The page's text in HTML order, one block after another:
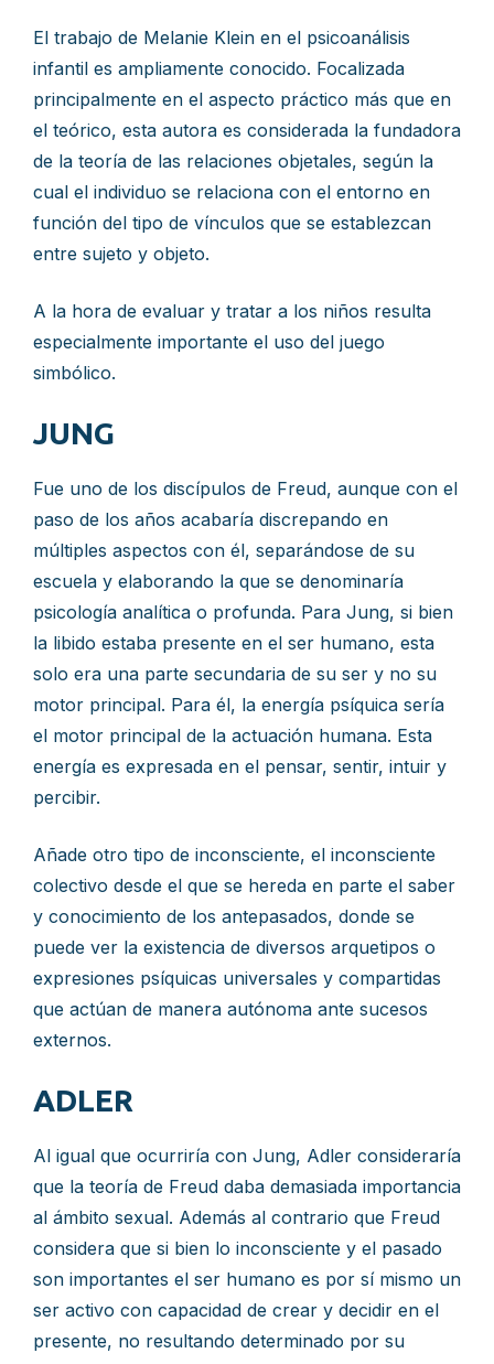
El trabajo de Melanie Klein en el psicoanálisis
infantil es ampliamente conocido. Focalizada
principalmente en el aspecto práctico más que en
el teórico, esta autora es considerada la fundadora
de la teoría de las relaciones objetales, según la
cual el individuo se relaciona con el entorno en
función del tipo de vínculos que se establezcan
entre sujeto y objeto.
A la hora de evaluar y tratar a los niños resulta
especialmente importante el uso del juego
simbólico.
JUNG
Fue uno de los discípulos de Freud, aunque con el
paso de los años acabaría discrepando en
múltiples aspectos con él, separándose de su
escuela y elaborando la que se denominaría
psicología analítica o profunda. Para Jung, si bien
la libido estaba presente en el ser humano, esta
solo era una parte secundaria de su ser y no su
motor principal. Para él, la energía psíquica sería
el motor principal de la actuación humana. Esta
energía es expresada en el pensar, sentir, intuir y
percibir.
Añade otro tipo de inconsciente, el inconsciente
colectivo desde el que se hereda en parte el saber
y conocimiento de los antepasados, donde se
puede ver la existencia de diversos arquetipos o
expresiones psíquicas universales y compartidas
que actúan de manera autónoma ante sucesos
externos.
ADLER
Al igual que ocurriría con Jung, Adler consideraría
que la teoría de Freud daba demasiada importancia
al ámbito sexual. Además al contrario que Freud
considera que si bien lo inconsciente y el pasado
son importantes el ser humano es por sí mismo un
ser activo con capacidad de crear y decidir en el
presente, no resultando determinado por su